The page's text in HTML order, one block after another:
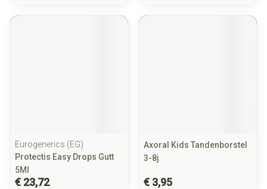
Eurogenerics (EG)
Protectis Easy Drops Gutt
5Ml
€ 23,72
Axoral Kids Tandenborstel
3-8j
€ 3,95